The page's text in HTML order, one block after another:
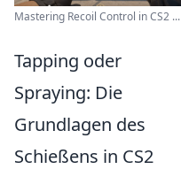
Mastering Recoil Control in CS2 ...
Tapping oder
Spraying: Die
Grundlagen des
Schießens in CS2